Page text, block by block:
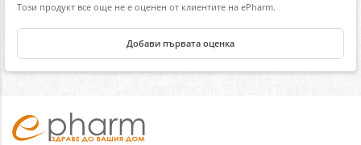
Този продукт все още не е оценен от клиентите на ePharm.
Добави първата оценка